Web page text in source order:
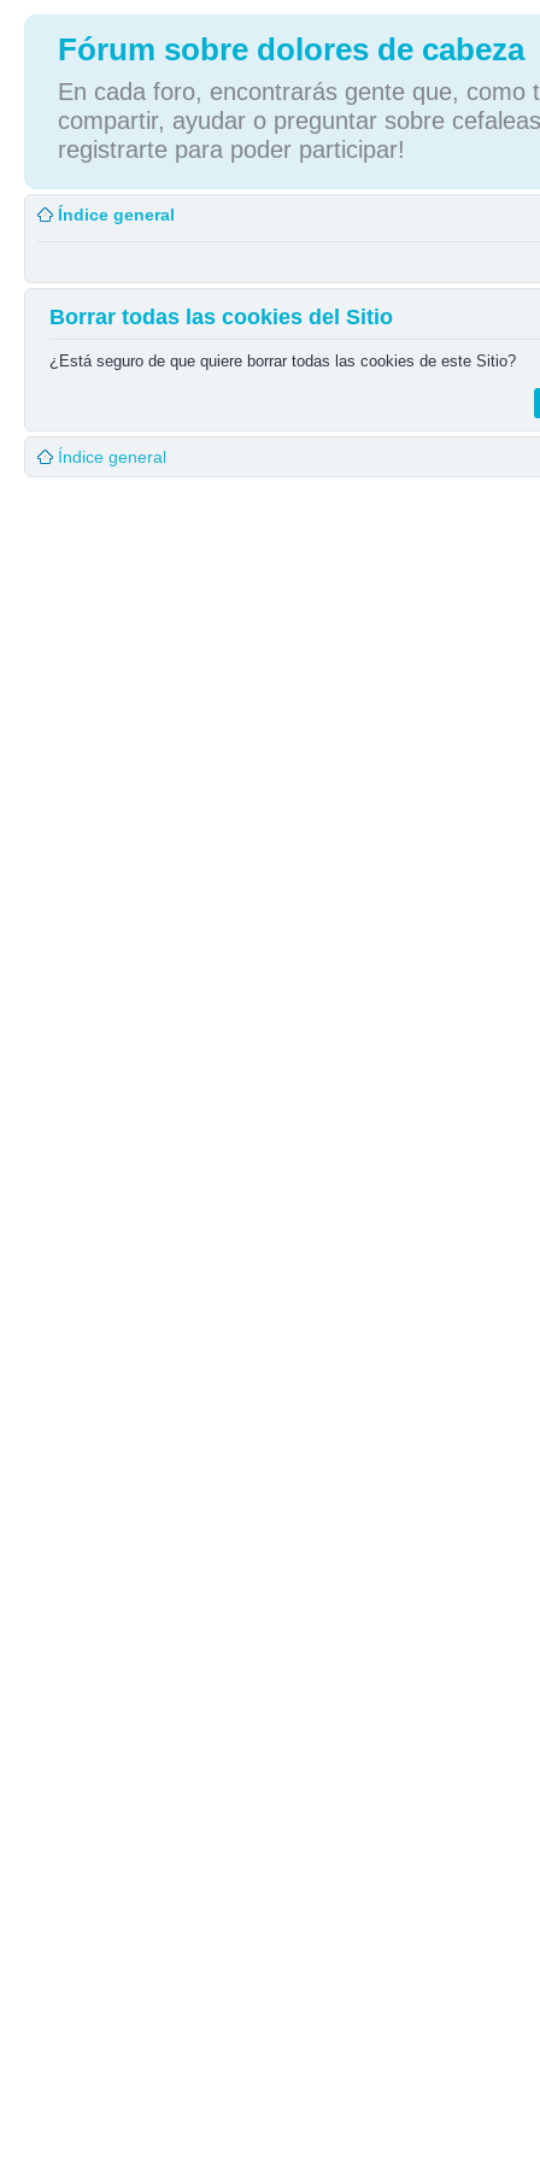
Fórum sobre dolores de cabeza
En cada foro, encontrarás gente que, como
compartir, ayudar o preguntar sobre
registrarte para poder participar!
Índice general
Borrar todas las cookies del Sitio
¿Está seguro de que quiere borrar todas las cookies de este Sitio?
Índice general